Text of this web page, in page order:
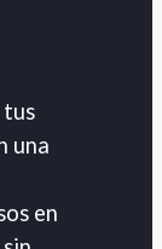
tus
una
en